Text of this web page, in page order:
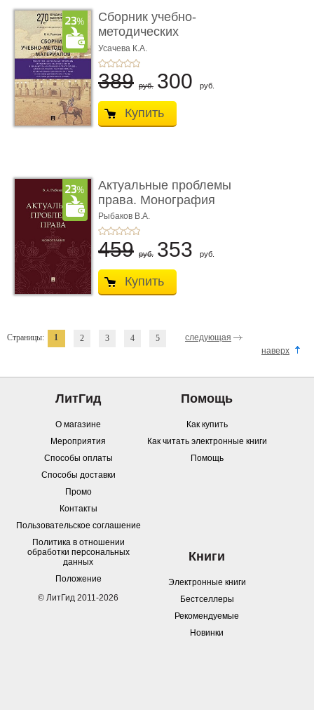
Сборник учебно-
методических
материалов по кур ...
Усачева К.А.
389 руб. 300 руб.
Купить
Актуальные проблемы
права. Монография
Рыбаков В.А.
459 руб. 353 руб.
Купить
Страницы: 1 2 3 4 5
следующая
наверх
ЛитГид
О магазине
Мероприятия
Способы оплаты
Способы доставки
Промо
Контакты
Пользовательское соглашение
Политика в отношении
обработки персональных
данных
Положение
© ЛитГид 2011-2026
Помощь
Как купить
Как читать электронные книги
Помощь
Книги
Электронные книги
Бестселлеры
Рекомендуемые
Новинки